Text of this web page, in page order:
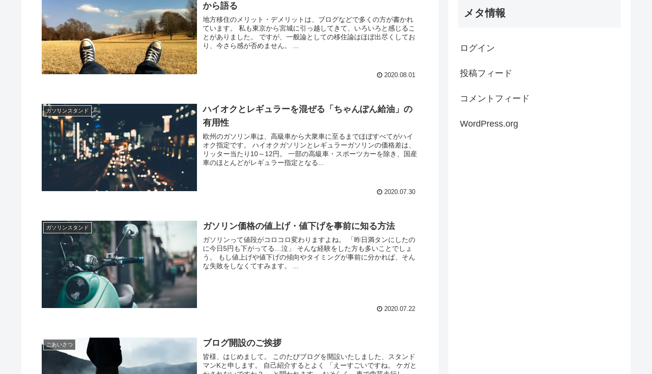
から語る
地方移住のメリット・デメリットは、ブログなどで多くの方が書かれ
ています。 私も東京から宮城に引っ越してきて、いろいろと感じるこ
とがありました。 ですが、一般論としての移住論はほぼ出尽くしてお
り、今さら感が否めません。 ...
2020.08.01
ガソリンスタンド
ハイオクとレギュラーを混ぜる「ちゃんぽん給油」の
有用性
欧州のガソリン車は、高級車から大衆車に至るまでほぼすべてがハイ
オク指定です。 ハイオクガソリンとレギュラーガソリンの価格差は、
リッター当たり10～12円。 一部の高級車・スポーツカーを除き、国産
車のほとんどがレギュラー指定となる...
2020.07.30
ガソリンスタンド ガソリン価格の値上げ・値下げを事前に知る方法
ガソリンって値段がコロコロ変わりますよね。 「昨日満タンにしたの
に今日5円も下がってる…泣」 そんな経験をした方も多いことでしょ
う。 もし値上げや値下げの傾向やタイミングが事前に分かれば、そん
な失敗をしなくてすみます。 ...
2020.07.22
ごあいさつ ブログ開設のご挨拶
皆様、はじめまして。 このたびブログを開設いたしました、スタンド
マンKと申します。 自己紹介するとよく 「えーすごいですね。 ケガと
メタ情報
ログイン
投稿フィード
コメントフィード
WordPress.org